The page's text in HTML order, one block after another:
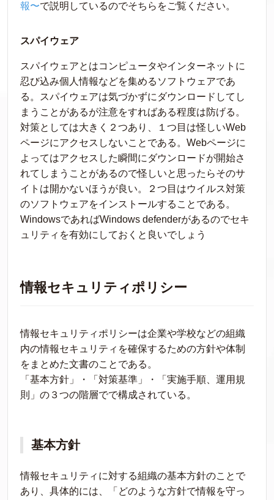
報〜で説明しているのでそちらをご覧ください。
スパイウェア
スパイウェアとはコンピュータやインターネットに
忍び込み個人情報などを集めるソフトウェアであ
る。スパイウェアは気づかずにダウンロードしてし
まうことがあるが注意をすればある程度は防げる。
対策としては大きく２つあり、１つ目は怪しいWeb
ページにアクセスしないことである。Webページに
よってはアクセスした瞬間にダウンロードが開始さ
れてしまうことがあるので怪しいと思ったらそのサ
イトは開かないほうが良い。２つ目はウイルス対策
のソフトウェアをインストールすることである。
WindowsであればWindows defenderがあるのでセキ
ュリティを有効にしておくと良いでしょう
情報セキュリティポリシー
情報セキュリティポリシーは企業や学校などの組織
内の情報セキュリティを確保するための方針や体制
をまとめた文書のことである。
「基本方針」・「対策基準」・「実施手順、運用規
則」の３つの階層でで構成されている。
基本方針
情報セキュリティに対する組織の基本方針のことで
あり、具体的には、「どのような方針で情報を守っ